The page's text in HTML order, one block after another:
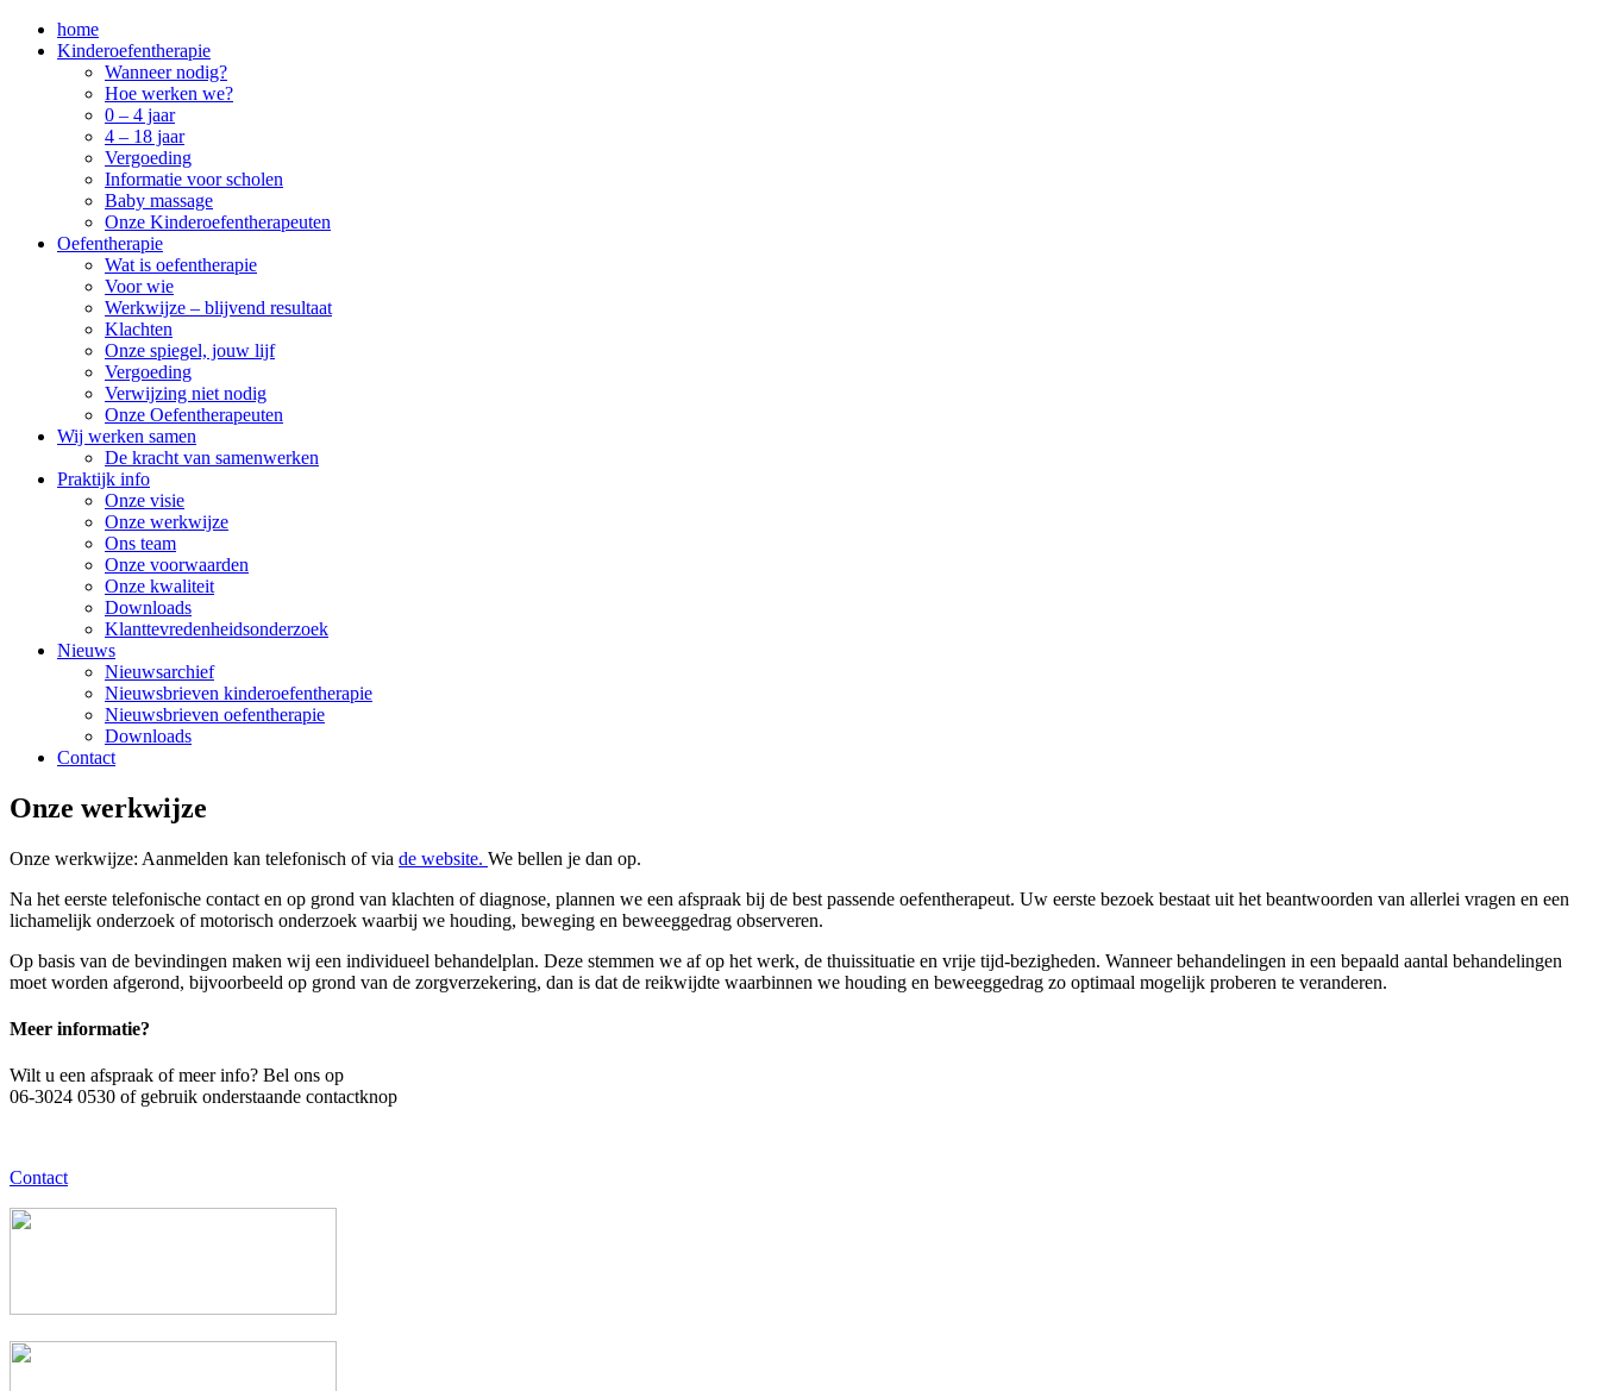
home
Kinderoefentherapie
Wanneer nodig?
Hoe werken we?
0 – 4 jaar
4 – 18 jaar
Vergoeding
Informatie voor scholen
Baby massage
Onze Kinderoefentherapeuten
Oefentherapie
Wat is oefentherapie
Voor wie
Werkwijze – blijvend resultaat
Klachten
Onze spiegel, jouw lijf
Vergoeding
Verwijzing niet nodig
Onze Oefentherapeuten
Wij werken samen
De kracht van samenwerken
Praktijk info
Onze visie
Onze werkwijze
Ons team
Onze voorwaarden
Onze kwaliteit
Downloads
Klanttevredenheidsonderzoek
Nieuws
Nieuwsarchief
Nieuwsbrieven kinderoefentherapie
Nieuwsbrieven oefentherapie
Downloads
Contact
Onze werkwijze
Onze werkwijze: Aanmelden kan telefonisch of via de website. We bellen je dan op.
Na het eerste telefonische contact en op grond van klachten of diagnose, plannen we een afspraak bij de best passende oefentherapeut. Uw eerste bezoek bestaat uit het beantwoorden van allerlei vragen en een
lichamelijk onderzoek of motorisch onderzoek waarbij we houding, beweging en beweeggedrag observeren.
Op basis van de bevindingen maken wij een individueel behandelplan. Deze stemmen we af op het werk, de thuissituatie en vrije tijd-bezigheden. Wanneer behandelingen in een bepaald aantal behandelingen
moet worden afgerond, bijvoorbeeld op grond van de zorgverzekering, dan is dat de reikwijdte waarbinnen we houding en beweeggedrag zo optimaal mogelijk proberen te veranderen.
Meer informatie?
Wilt u een afspraak of meer info? Bel ons op
06-3024 0530 of gebruik onderstaande contactknop
Contact